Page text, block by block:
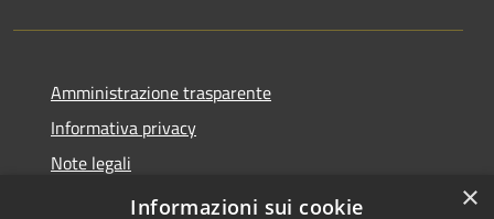
Amministrazione trasparente
Informativa privacy
Note legali
Dichiarazione di accessibilità
×
Informazioni sui cookie